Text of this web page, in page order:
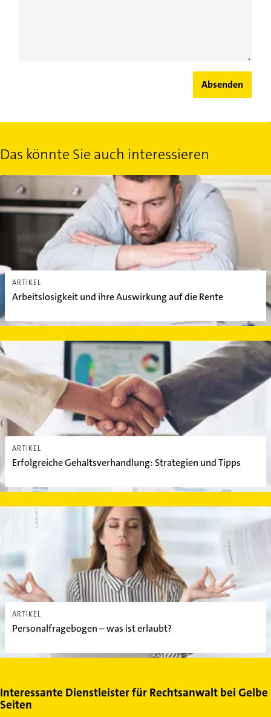
Absenden
Das könnte Sie auch interessieren
ARTIKEL
Arbeitslosigkeit und ihre Auswirkung auf die Rente
Arbeitslosigkeit und ihre Auswirkung auf die Rente
ARTIKEL
Erfolgreiche Gehaltsverhandlung: Strategien und Tipps
Erfolgreiche Gehaltsverhandlung: Strategien und Tipps
ARTIKEL
Personalfragebogen – was ist erlaubt?
Personalfragebogen – was ist erlaubt?
Interessante Dienstleister für Rechtsanwalt bei Gelbe
Seiten